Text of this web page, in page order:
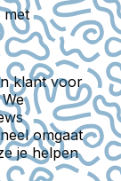
met
klant voor
omgaat
je helpen